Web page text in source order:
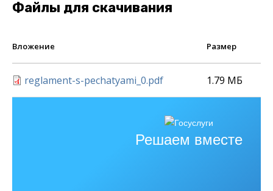
Файлы для скачивания
Вложение Размер
reglament-s-pechatyami_0.pdf 1.79 МБ
Решаем вместе